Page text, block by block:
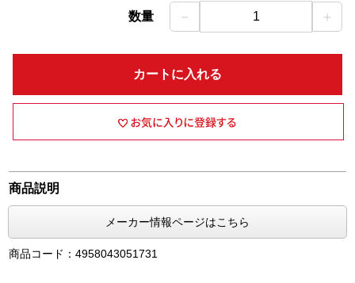
数量 － 1 ＋
カートに入れる
商品説明
メーカー情報ページはこちら
商品コード：4958043051731